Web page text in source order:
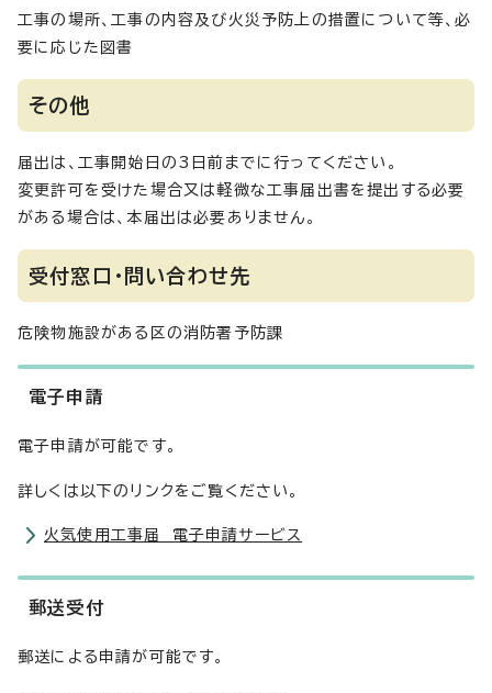
工事の場所、工事の内容及び火災予防上の措置について等、必
要に応じた図書
その他
届出は、工事開始日の3日前までに行ってください。
変更許可を受けた場合又は軽微な工事届出書を提出する必要
がある場合は、本届出は必要ありません。
受付窓口・問い合わせ先
危険物施設がある区の消防署予防課
電子申請
電子申請が可能です。
詳しくは以下のリンクをご覧ください。
火気使用工事届 電子申請サービス
郵送受付
郵送による申請が可能です。